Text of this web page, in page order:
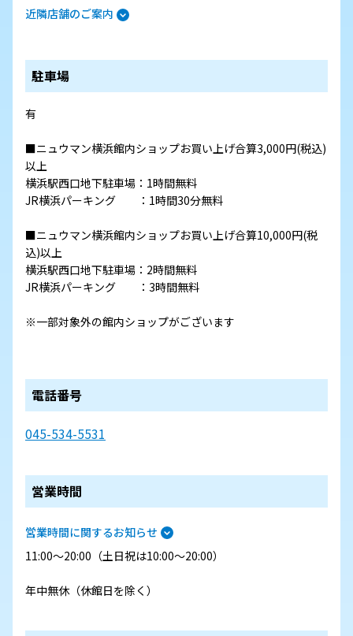
近隣店舗のご案内
駐車場
有
■ニュウマン横浜館内ショップお買い上げ合算3,000円(税込)
以上
横浜駅西口地下駐車場：1時間無料
JR横浜パーキング ：1時間30分無料
■ニュウマン横浜館内ショップお買い上げ合算10,000円(税
込)以上
横浜駅西口地下駐車場：2時間無料
JR横浜パーキング ：3時間無料
※一部対象外の館内ショップがございます
電話番号
045-534-5531
営業時間
営業時間に関するお知らせ
11:00～20:00（土日祝は10:00～20:00）
年中無休（休館日を除く）